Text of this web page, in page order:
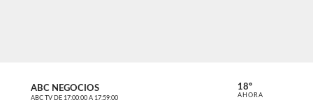
ABC NEGOCIOS
ABC TV DE 17:00:00 A 17:59:00 ABC CARDINAL
18º
AHORA